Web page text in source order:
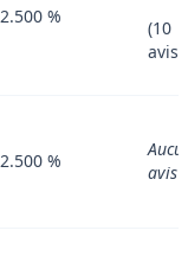
2.500 %
(10
avis)
2.500 %
avis